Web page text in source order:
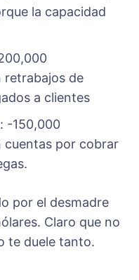
la capacidad
retrabajos de
a clientes
: -150,000
cuentas por cobrar
por el desmadre
Claro que no
te duele tanto.